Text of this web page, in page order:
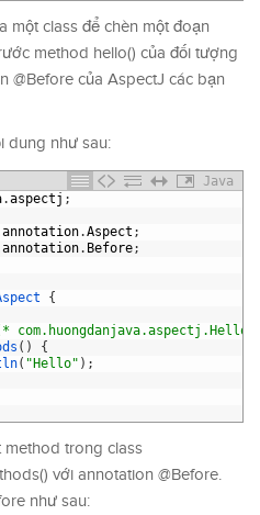
một class để chèn một đoạn
method hello() của đối tượng
@Before của AspectJ các bạn
dung như sau:
Java
.aspectj ;
annotation.Aspect ;
annotation. Before;
{
( )
{
( "Hello" ) ;
method trong class
với annotation @Before.
như sau: